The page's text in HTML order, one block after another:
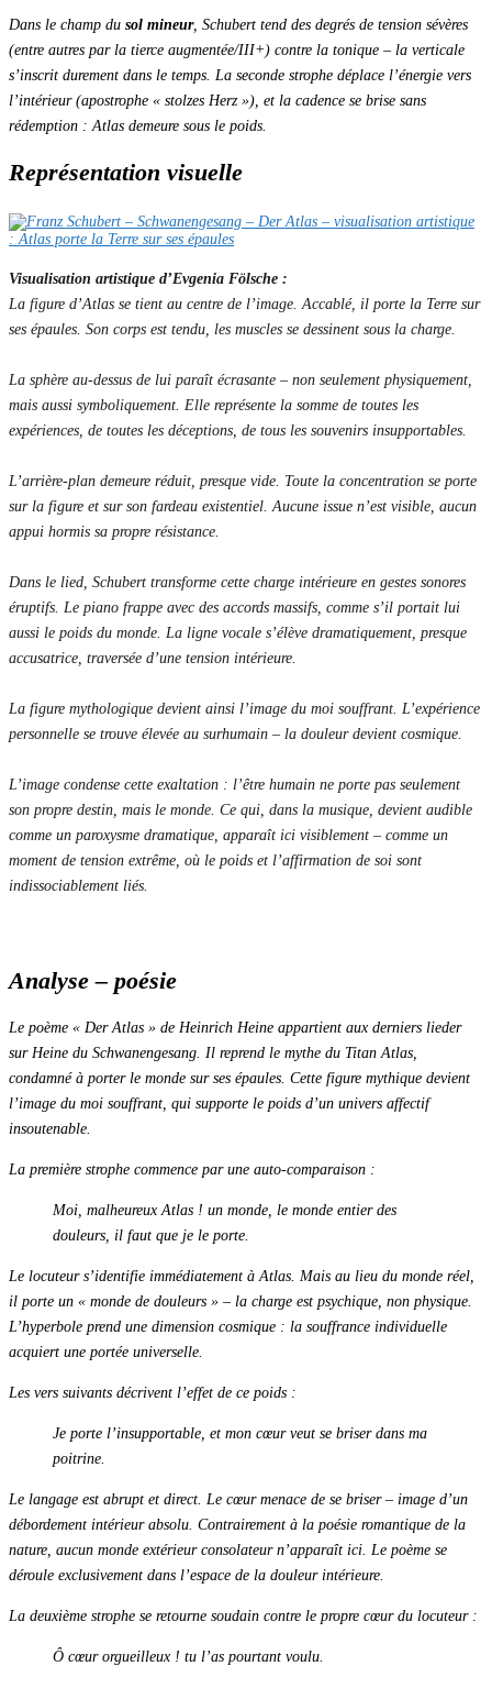
Dans le champ du sol mineur, Schubert tend des degrés de tension sévères
(entre autres par la tierce augmentée/III+) contre la tonique – la verticale
s’inscrit durement dans le temps. La seconde strophe déplace l’énergie vers
l’intérieur (apostrophe « stolzes Herz »), et la cadence se brise sans
rédemption : Atlas demeure sous le poids.
Représentation visuelle
Visualisation artistique d’Evgenia Fölsche :
La figure d’Atlas se tient au centre de l’image. Accablé, il porte la Terre sur
ses épaules. Son corps est tendu, les muscles se dessinent sous la charge.
La sphère au-dessus de lui paraît écrasante – non seulement physiquement,
mais aussi symboliquement. Elle représente la somme de toutes les
expériences, de toutes les déceptions, de tous les souvenirs insupportables.
L’arrière-plan demeure réduit, presque vide. Toute la concentration se porte
sur la figure et sur son fardeau existentiel. Aucune issue n’est visible, aucun
appui hormis sa propre résistance.
Dans le lied, Schubert transforme cette charge intérieure en gestes sonores
éruptifs. Le piano frappe avec des accords massifs, comme s’il portait lui
aussi le poids du monde. La ligne vocale s’élève dramatiquement, presque
accusatrice, traversée d’une tension intérieure.
La figure mythologique devient ainsi l’image du moi souffrant. L’expérience
personnelle se trouve élevée au surhumain – la douleur devient cosmique.
L’image condense cette exaltation : l’être humain ne porte pas seulement
son propre destin, mais le monde. Ce qui, dans la musique, devient audible
comme un paroxysme dramatique, apparaît ici visiblement – comme un
moment de tension extrême, où le poids et l’affirmation de soi sont
indissociablement liés.
Analyse – poésie
Le poème « Der Atlas » de Heinrich Heine appartient aux derniers lieder
sur Heine du Schwanengesang. Il reprend le mythe du Titan Atlas,
condamné à porter le monde sur ses épaules. Cette figure mythique devient
l’image du moi souffrant, qui supporte le poids d’un univers affectif
insoutenable.
La première strophe commence par une auto-comparaison :
Moi, malheureux Atlas ! un monde, le monde entier des
douleurs, il faut que je le porte.
Le locuteur s’identifie immédiatement à Atlas. Mais au lieu du monde réel,
il porte un « monde de douleurs » – la charge est psychique, non physique.
L’hyperbole prend une dimension cosmique : la souffrance individuelle
acquiert une portée universelle.
Les vers suivants décrivent l’effet de ce poids :
Je porte l’insupportable, et mon cœur veut se briser dans ma
poitrine.
Le langage est abrupt et direct. Le cœur menace de se briser – image d’un
débordement intérieur absolu. Contrairement à la poésie romantique de la
nature, aucun monde extérieur consolateur n’apparaît ici. Le poème se
déroule exclusivement dans l’espace de la douleur intérieure.
La deuxième strophe se retourne soudain contre le propre cœur du locuteur :
Ô cœur orgueilleux ! tu l’as pourtant voulu.